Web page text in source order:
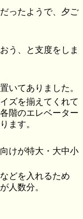
ったようで、夕ご
う、と支度をしま
いてありました。
ズを揃えてくれて
階のエレベーター
ます。
けが特大・大中小
どを入れるため
人数分。